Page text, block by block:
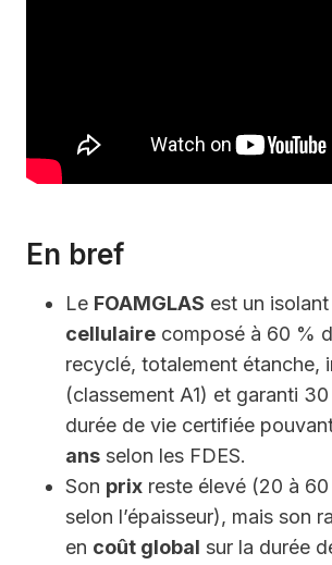
En bref
Le FOAMGLAS est un isolant
cellulaire composé à 60 %
recyclé, totalement étanche,
(classement A1) et garanti
durée de vie certifiée
ans selon les FDES.
Son prix reste élevé (20 à 60
selon l’épaisseur), mais son
en coût global sur la durée